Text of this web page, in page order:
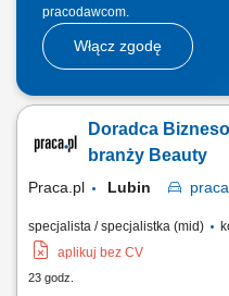
pracodawcom.
Włącz zgodę
Doradca
branży Beauty
Praca.pl Lubin praca
specjalista / specjalistka (mid)
aplikuj bez CV
23 godz.